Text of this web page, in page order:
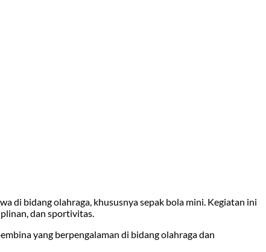
di bidang olahraga, khususnya sepak bola mini. Kegiatan ini
dan sportivitas.
yang berpengalaman di bidang olahraga dan